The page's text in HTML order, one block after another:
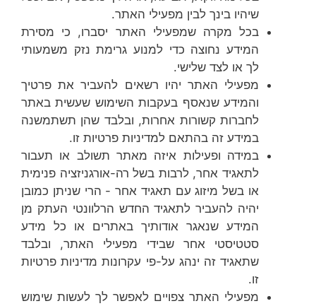
שיהיו בינך לבין מפעילי האתר.
בכל מקרה שמפעילי האתר יסברו, כי מסירת
המידע נחוצה כדי למנוע גרימת נזק משמעותי
לך או לצד שלישי.
מפעילי האתר יהיו רשאים להעביר את פרטיך
והמידע שנאסף בעקבות השימוש שעשית באתר
לחברות קשורות אחרות, ובלבד שהן תשתמשנה
במידע זה בהתאם למדיניות פרטיות זו.
במידה ופעילות איזה מאתר תשולב או תעבור
לתאגיד אחר, לרבות בשל רה-אורגניזציה פנימית
או בשל מיזוג עם תאגיד אחר - הרי שניתן כמובן
יהיה להעביר לתאגיד החדש הרלוונטי העתק מן
המידע שנאגר אודותיך באתרים או כל מידע
סטטיסטי אחר שבידי מפעילי האתר, ובלבד
שתאגיד זה ינהג על-פי עקרונות מדיניות פרטיות
זו.
מפעילי האתר צפויים לאפשר לך לעשות שימוש